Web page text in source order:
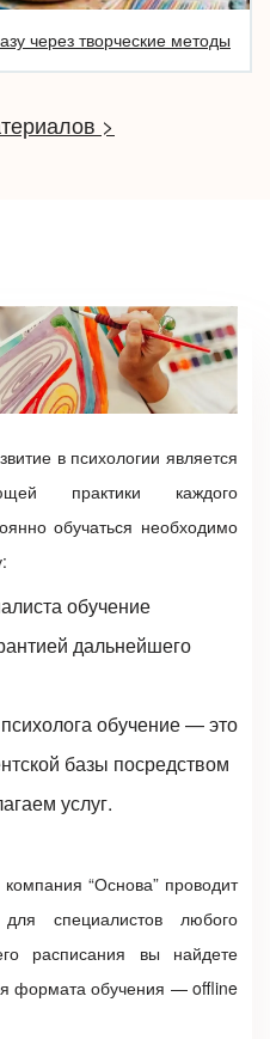
через творческие методы
>
в психологии является
практики каждого
обучаться необходимо
обучение
дальнейшего
обучение — это
базы посредством
услуг.
“Основа” проводит
для специалистов любого
расписания вы найдете
формата обучения — offline